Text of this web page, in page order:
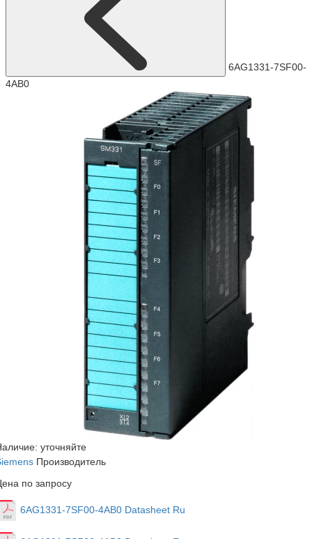
6AG1331-7SF00-
4AB0
уточняйте
Производитель
по запросу
6AG1331-7SF00-4AB0 Datasheet Ru